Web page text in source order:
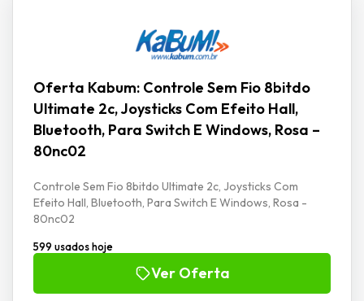
Oferta Kabum: Controle Sem Fio 8bitdo
Ultimate 2c, Joysticks Com Efeito Hall,
Bluetooth, Para Switch E Windows, Rosa –
80nc02
Controle Sem Fio 8bitdo Ultimate 2c, Joysticks Com
Efeito Hall, Bluetooth, Para Switch E Windows, Rosa -
80nc02
599 usados hoje
Ver Oferta